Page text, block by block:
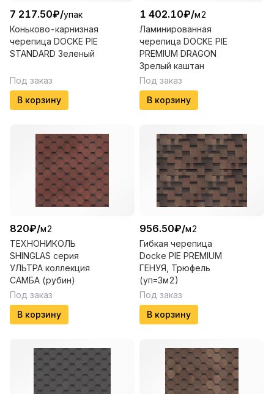
7 217.50₽/упак
Коньково-карнизная
черепица DOCKE PIE
STANDARD Зеленый
Под заказ
В корзину
1 402.10₽/м2
Ламинированная
черепица DOCKE PIE
PREMIUM DRAGON
Зрелый каштан
Под заказ
В корзину
820₽/м2
ТЕХНОНИКОЛЬ
SHINGLAS серия
УЛЬТРА коллекция
САМБА (рубин)
Под заказ
В корзину
956.50₽/м2
Гибкая черепица
Docke PIE PREMIUM
ГЕНУЯ, Трюфель
(уп=3м2)
Под заказ
В корзину